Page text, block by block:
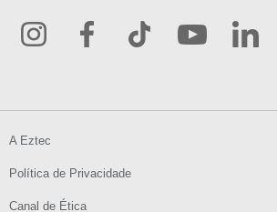
A Eztec
Política de Privacidade
Canal de Ética